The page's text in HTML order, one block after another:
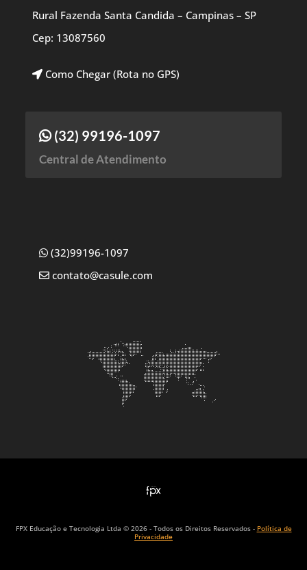
Rural Fazenda Santa Candida – Campinas – SP
Cep: 13087560
Como Chegar (Rota no GPS)
(32) 99196-1097
Central de Atendimento
(32)99196-1097
contato@casule.com
FPX Educação e Tecnologia Ltda © 2026 - Todos os Direitos Reservados - Política de
Privacidade